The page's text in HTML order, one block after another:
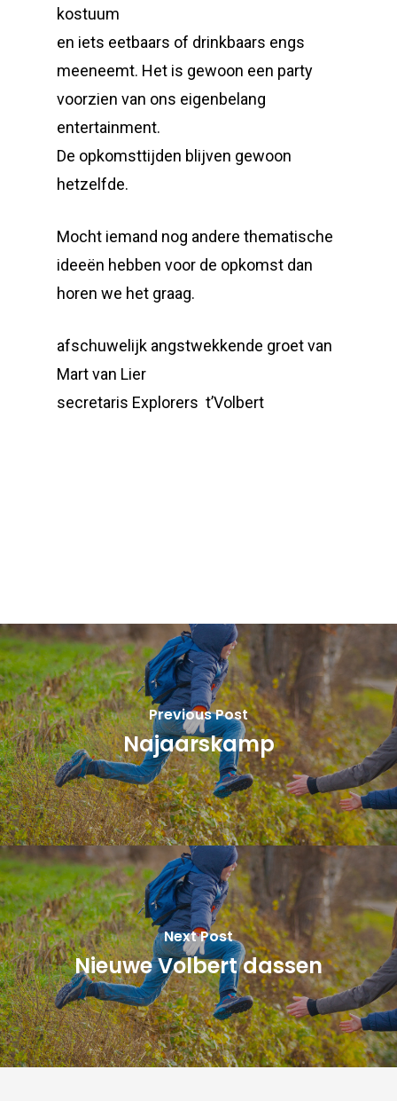
kostuum
en iets eetbaars of drinkbaars engs
meeneemt. Het is gewoon een party
voorzien van ons eigenbelang
entertainment.
De opkomsttijden blijven gewoon
hetzelfde.
Mocht iemand nog andere thematische
ideeën hebben voor de opkomst dan
horen we het graag.
afschuwelijk angstwekkende groet van
Mart van Lier
secretaris Explorers t’Volbert
Previous Post
Najaarskamp
Next Post
Nieuwe Volbert dassen